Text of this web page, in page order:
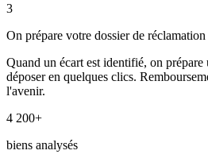
3
On prépare votre dossier de réclamation
Quand un écart est identifié, on prépare
déposer en quelques clics.
l'avenir.
4 200+
biens analysés